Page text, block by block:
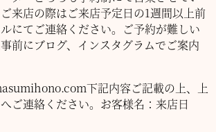
ご来店の際はご来店予定日の1週間以上前
にてご連絡ください。 ご予約が難しい
前にブログ、インスタグラムでご案内
下記内容ご記載の上、上
ご連絡ください。 お客様名： 来店日